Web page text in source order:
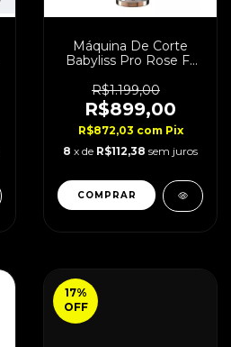
Máquina De Corte
Babyliss Pro Rose Fx
R$1.199,00
R$899,00
R$872,03 com Pix
8 x de R$112,38 sem juros
17%
OFF